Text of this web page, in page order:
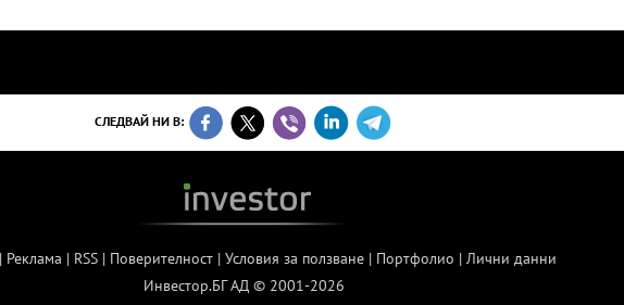
СЛЕДВАЙ НИ В:
| Реклама | RSS| Поверителност| Условия за ползване| Портфолио | Лични данни
Инвестор.БГ АД © 2001-2026